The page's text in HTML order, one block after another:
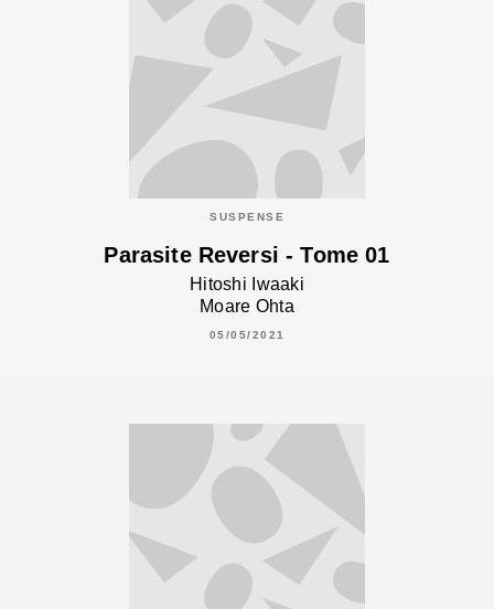
SUSPENSE
Parasite Reversi - Tome 01
Hitoshi Iwaaki
Moare Ohta
05/05/2021